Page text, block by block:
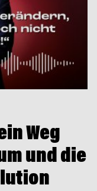
Weg
und die